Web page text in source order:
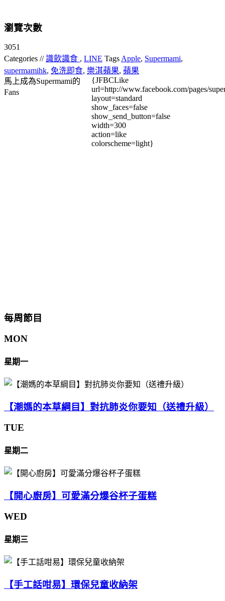
瀏覽次數
3051
Categories //識飲識食 , LINE Tags Apple, Supermami,
supermamihk, 免洗即食, 樂淇蘋果, 蘋果
馬上成為Supermami的
Fans
{JFBCLike
url=http://www.facebook.com/pages/
layout=standard
show_faces=false
show_send_button=false
width=300
action=like
colorscheme=light}
每周節目
MON
星期一
【潮媽的本草綱目】對抗肺炎你要知（送禮升級）
TUE
星期二
【開心廚房】可愛滿分爆谷杯子蛋糕
WED
星期三
【手工話咁易】環保兒童收納架